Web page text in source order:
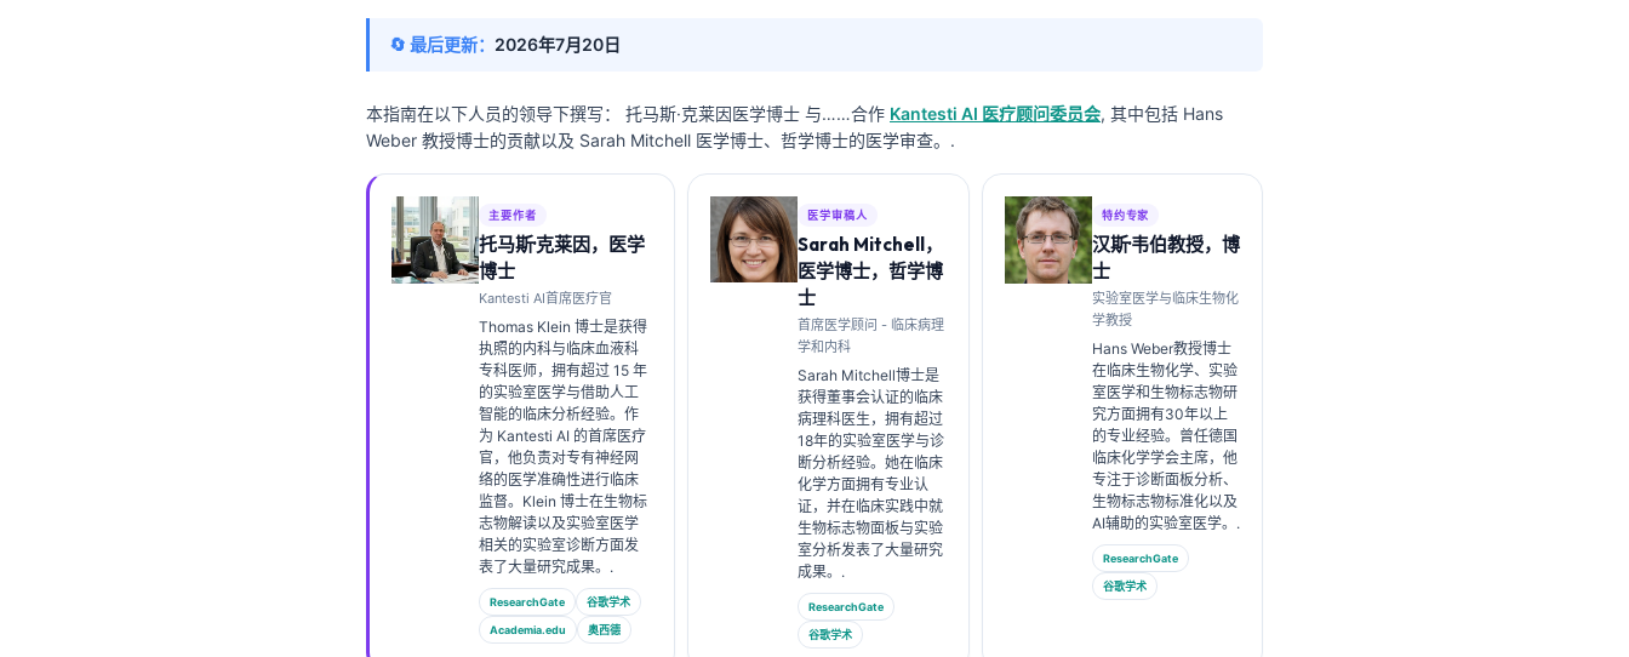
🔄 最后更新： 2026年7月20日
本指南在以下人员的领导下撰写： 托马斯·克莱因医学博士 与……合作 Kantesti AI 医疗顾问委员会, 其中包括 Hans
Weber 教授博士的贡献以及 Sarah Mitchell 医学博士、哲学博士的医学审查。.
主要作者
托马斯·克莱因，医学
博士
Kantesti AI首席医疗官
Thomas Klein 博士是获得
执照的内科与临床血液科
专科医师，拥有超过 15 年
的实验室医学与借助人工
智能的临床分析经验。作
为 Kantesti AI 的首席医疗
官，他负责对专有神经网
络的医学准确性进行临床
监督。Klein 博士在生物标
志物解读以及实验室医学
相关的实验室诊断方面发
表了大量研究成果。.
ResearchGate 谷歌学术
Academia.edu 奥西德
医学审稿人
Sarah Mitchell，
医学博士，哲学博
士
首席医学顾问 - 临床病理
学和内科
Sarah Mitchell博士是
获得董事会认证的临床
病理科医生，拥有超过
18年的实验室医学与诊
断分析经验。她在临床
化学方面拥有专业认
证，并在临床实践中就
生物标志物面板与实验
室分析发表了大量研究
成果。.
ResearchGate
谷歌学术
特约专家
汉斯·韦伯教授，博
士
实验室医学与临床生物化
学教授
Hans Weber教授博士
在临床生物化学、实验
室医学和生物标志物研
究方面拥有30年以上
的专业经验。曾任德国
临床化学学会主席，他
专注于诊断面板分析、
生物标志物标准化以及
AI辅助的实验室医学。.
ResearchGate
谷歌学术